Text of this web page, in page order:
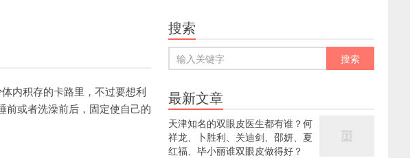
内积存的卡路里，不过要想利
前或者洗澡前后，固定使自己的
搜索
最新文章
天津知名的双眼皮医生都有谁？何
祥龙、卜胜利、关迪剑、邵妍、夏
红福、毕小丽谁双眼皮做得好？